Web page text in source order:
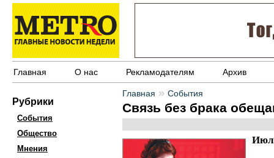
Главная О нас Рекламодателям Архив
Рубрики
События
Общество
Мнения
Главная » События
Связь без брака